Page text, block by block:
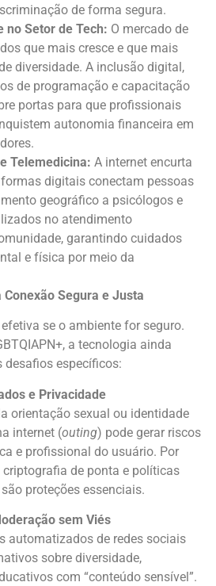
de forma segura.
no Setor de Tech: O mercado de
que mais cresce e que mais
diversidade. A inclusão digital,
de programação e capacitação
portas para que profissionais
autonomia financeira em
Telemedicina: A internet encurta
digitais conectam pessoas
geográfico a psicólogos e
no atendimento
garantindo cuidados
e física por meio da
Segura e Justa
se o ambiente for seguro.
a tecnologia ainda
desafios específicos:
e Privacidade
orientação sexual ou identidade
internet (outing) pode gerar riscos
e profissional do usuário. Por
de ponta e políticas
proteções essenciais.
sem Viés
automatizados de redes sociais
sobre diversidade,
com “conteúdo sensível”.